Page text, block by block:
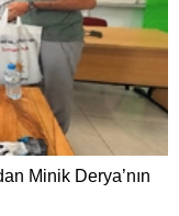
Minik Derya’nın